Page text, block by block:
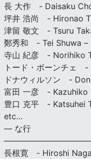
長 大作 - Daisaku
坪井 浩尚 - Hironao
津留 敬文 - Tsuru
鄭秀和 - Tei Shuwa –
寺山 紀彦 - Norihiko
トード・ボーンチェ
ドナウィルソン -
富田 一彦 - Kazuhiko
豊口 克平 - Katsuhei
etc…
— な行
長根寛 - Hiroshi